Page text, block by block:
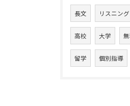
長文 リスニング
高校 大学
留学 個別指導